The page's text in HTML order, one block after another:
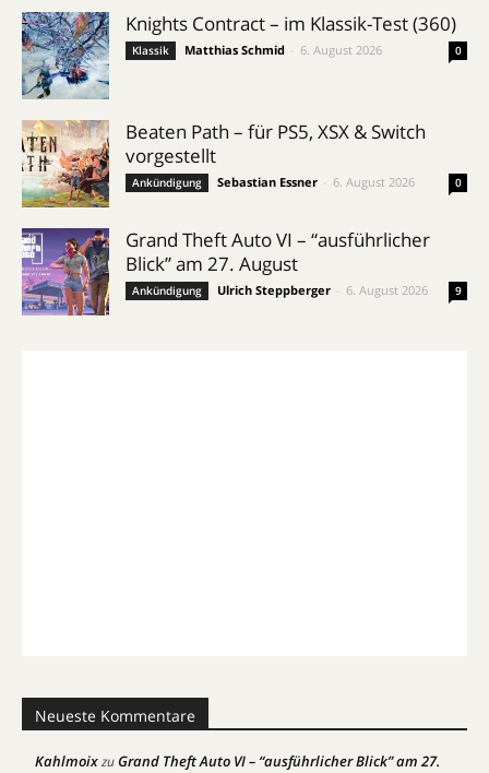
Knights Contract – im Klassik-Test (360)
Klassik Matthias Schmid 6. August 2026 0
Beaten Path – für PS5, XSX & Switch
vorgestellt
Ankündigung Sebastian Essner 6. August 2026 0
Grand Theft Auto VI – “ausführlicher
Blick” am 27. August
Ankündigung Ulrich Steppberger 6. August 2026 9
Neueste Kommentare
KahlmoixzuGrand Theft Auto VI – “ausführlicher Blick” am 27.